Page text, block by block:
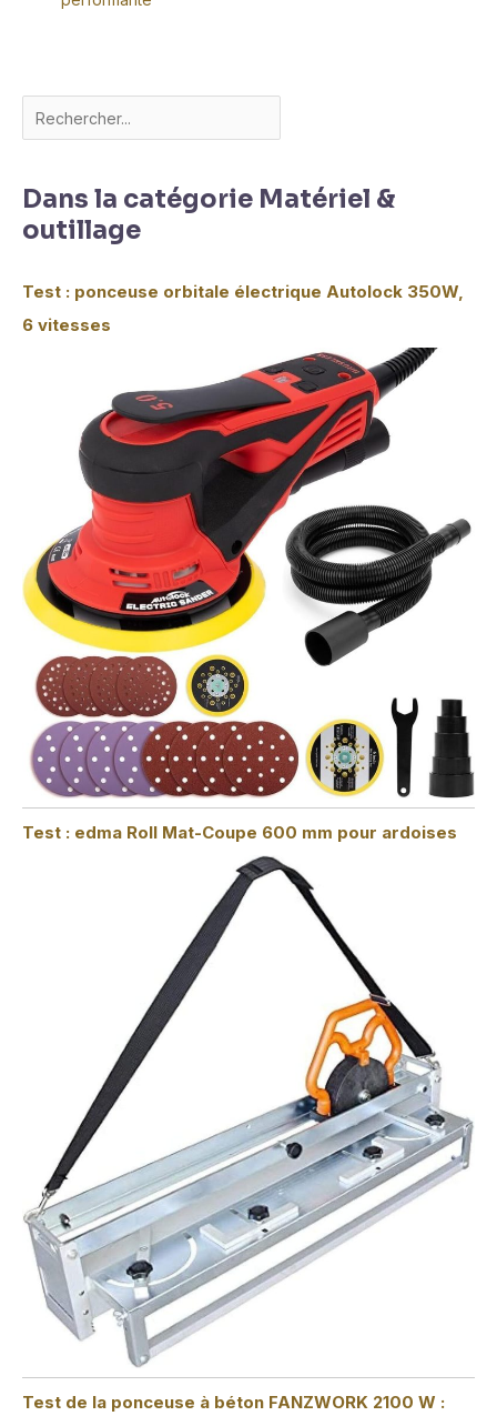
Dans la catégorie Matériel &
outillage
Test : ponceuse orbitale électrique Autolock 350W,
6 vitesses
Test : edma Roll Mat-Coupe 600 mm pour ardoises
Test de la ponceuse à béton FANZWORK 2100 W :